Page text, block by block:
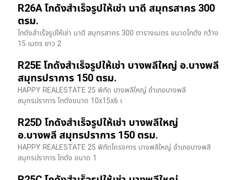
R26A โกดังสำเร็จรูปให้เช่า นาดี สมุทรสาคร 300
ตรม.
โกดังสำเร็จรูปให้เช่า นาดี สมุทรสาคร 300 ตารางเมตร ขนาดโกดัง กว้าง
15 เมตร ยาว 2
R25E โกดังสำเร็จรูปให้เช่า บางพลีใหญ่ อ.บางพลี
สมุทรปราการ 150 ตรม.
HAPPY REALESTATE 25 พิกัด บางพลีใหญ่ อำเภอบางพลี
สมุทรปราการ โกดังขนาด 10x15x6 เ
R25D โกดังสำเร็จรูปให้เช่า บางพลีใหญ่
อ.บางพลี สมุทรปราการ 150 ตรม.
HAPPY REALESTATE 25 พิกัดโครงการ บางพลีใหญ่ อำเภอบางพลี
สมุทรปราการ โกดัง ขนาด 1